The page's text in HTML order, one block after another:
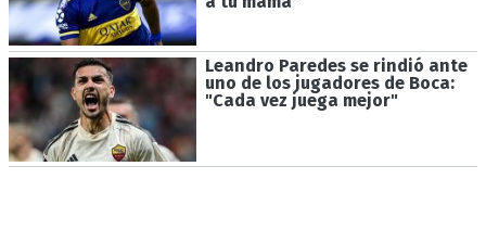
Leandro Paredes se rindió ante
uno de los jugadores de Boca:
"Cada vez juega mejor"